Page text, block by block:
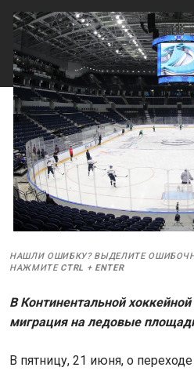
НАШЛИ ОШИБКУ? ВЫДЕЛИТЕ
НАЖМИТЕ CTRL + ENTER
В Континентальной
миграция на ледовые
В пятницу, 21 июня, о